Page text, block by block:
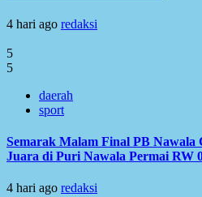
4 hari ago redaksi
5
5
daerah
sport
Semarak Malam Final PB Nawala
Juara di Puri Nawala Permai RW
4 hari ago redaksi